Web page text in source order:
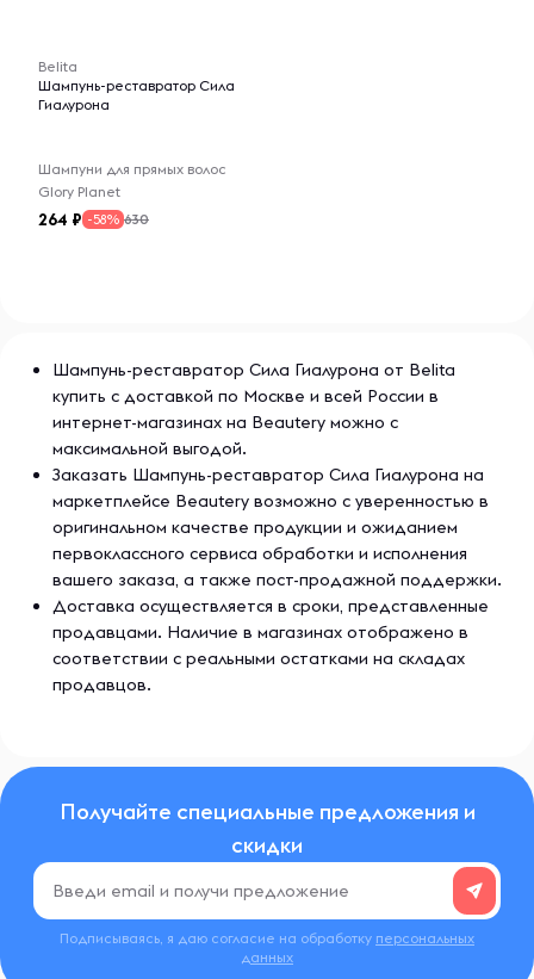
Belita
Шампунь-реставратор Сила
Гиалурона
Шампуни для прямых волос
Glory Planet
264 -58% 630
Шампунь-реставратор Сила Гиалурона от Belita
купить с доставкой по Москве и всей России в
интернет-магазинах на Beautery можно с
максимальной выгодой.
Заказать Шампунь-реставратор Сила Гиалурона на
маркетплейсе Beautery возможно с уверенностью в
оригинальном качестве продукции и ожиданием
первоклассного сервиса обработки и исполнения
вашего заказа, а также пост-продажной поддержки.
Доставка осуществляется в сроки, представленные
продавцами. Наличие в магазинах отображено в
соответствии с реальными остатками на складах
продавцов.
Получайте специальные предложения и
скидки
Подписываясь, я даю согласие на обработку персональных
данных